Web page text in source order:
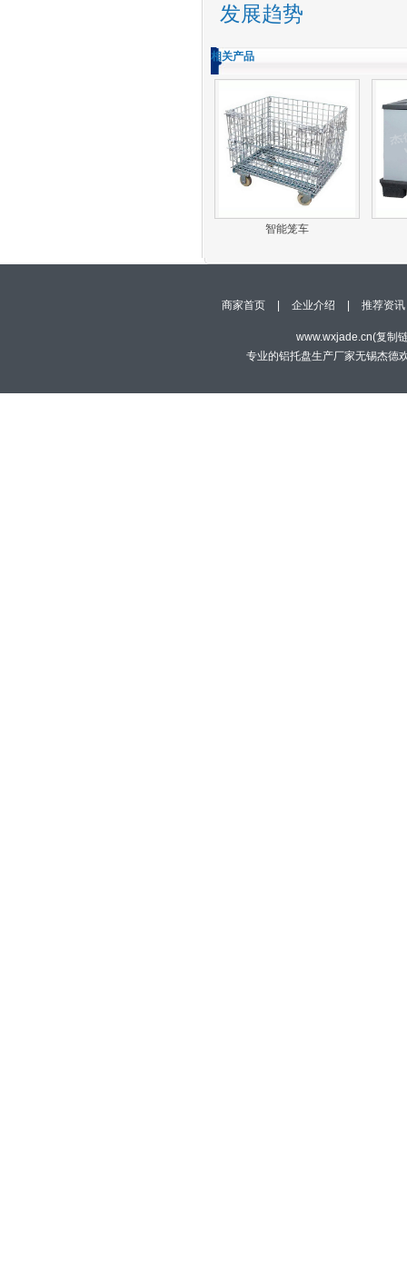
发展趋势
相关产品
智能笼车
商家首页 企业介绍 推荐资讯
www.wxjade.cn(复制
专业的铝托盘生产厂家无锡杰德